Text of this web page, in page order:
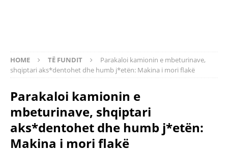
HOME TË FUNDIT
Parakaloi kamionin e mbeturinave,
shqiptari aks*dentohet dhe humb j*etën: Makina i mori flakë
Parakaloi kamionin e
mbeturinave, shqiptari
aks*dentohet dhe humb j*etën:
Makina i mori flakë